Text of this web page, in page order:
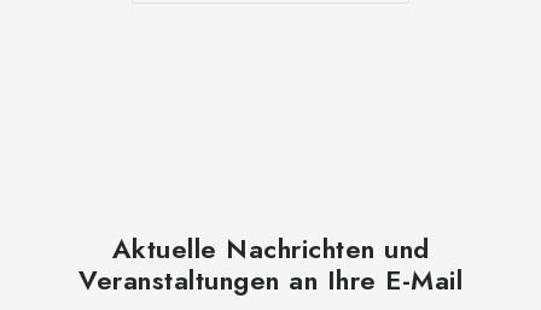
Aktuelle Nachrichten und
Veranstaltungen an Ihre E-Mail